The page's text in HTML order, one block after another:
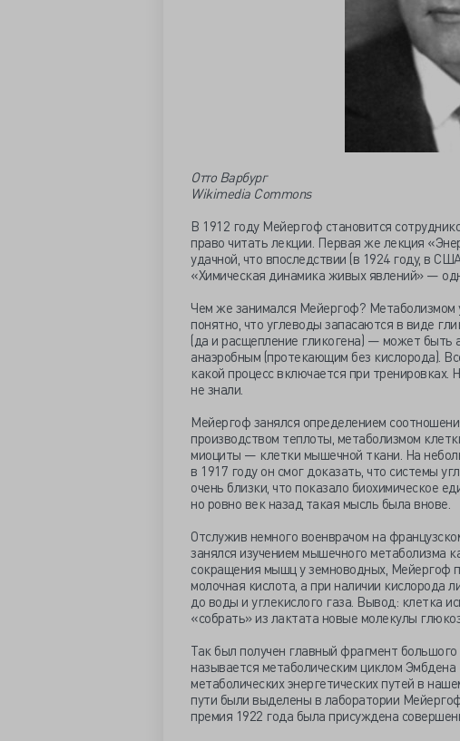
Отто Варбург
Wikimedia Commons
В 1912 году Мейергоф становится
право читать лекции. Первая же лекция
удачной, что впоследствии (в 1924 году, в
«Химическая динамика живых явлений» —
Чем же занимался Мейергоф? Метаболизмом
понятно, что углеводы запасаются в виде
(да и расщепление гликогена) — может быть
анаэробным (протекающим без кислорода).
какой процесс включается при
не знали.
Мейергоф занялся определением
производством теплоты, метаболизмом
миоциты — клетки мышечной ткани. На
в 1917 году он смог доказать, что системы
очень близки, что показало биохимическое
но ровно век назад такая мысль была внове.
Отслужив немного военврачом на
занялся изучением мышечного метаболизма
сокращения мышц у земноводных, Мейергоф
молочная кислота, а при наличии кислорода
до воды и углекислого газа. Вывод: клетка
«собрать» из лактата новые молекулы
Так был получен главный фрагмент
называется метаболическим циклом
метаболических энергетических путей в
пути были выделены в лаборатории
премия 1922 года была присуждена